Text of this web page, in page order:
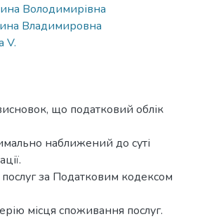
Володимирівна
Владимировна
V.
що податковий облік
наближений до суті
за Податковим кодексом
місця споживання послуг.